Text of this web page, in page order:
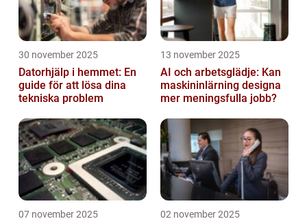
30 november 2025
Datorhjälp i hemmet: En
guide för att lösa dina
tekniska problem
13 november 2025
AI och arbetsglädje: Kan
maskininlärning designa
mer meningsfulla jobb?
07 november 2025 02 november 2025